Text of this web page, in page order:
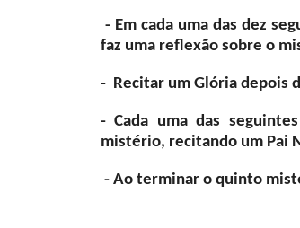
- Em cada uma das dez
faz uma reflexão sobre o
- Recitar um Glória depois
- Cada uma das
mistério, recitando um Pai
- Ao terminar o quinto